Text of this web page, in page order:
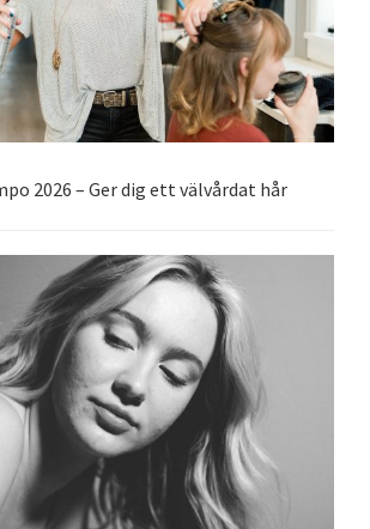
2026 – Ger dig ett välvårdat hår